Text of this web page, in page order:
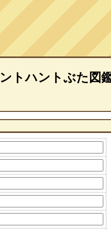
トハントぶた図